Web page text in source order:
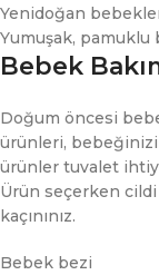
Yenidoğan
Yumuşak,
Bebek
Doğum öncesi
ürünleri,
ürünler tuvalet
Ürün seçerken
kaçınınız.
Bebek bezi